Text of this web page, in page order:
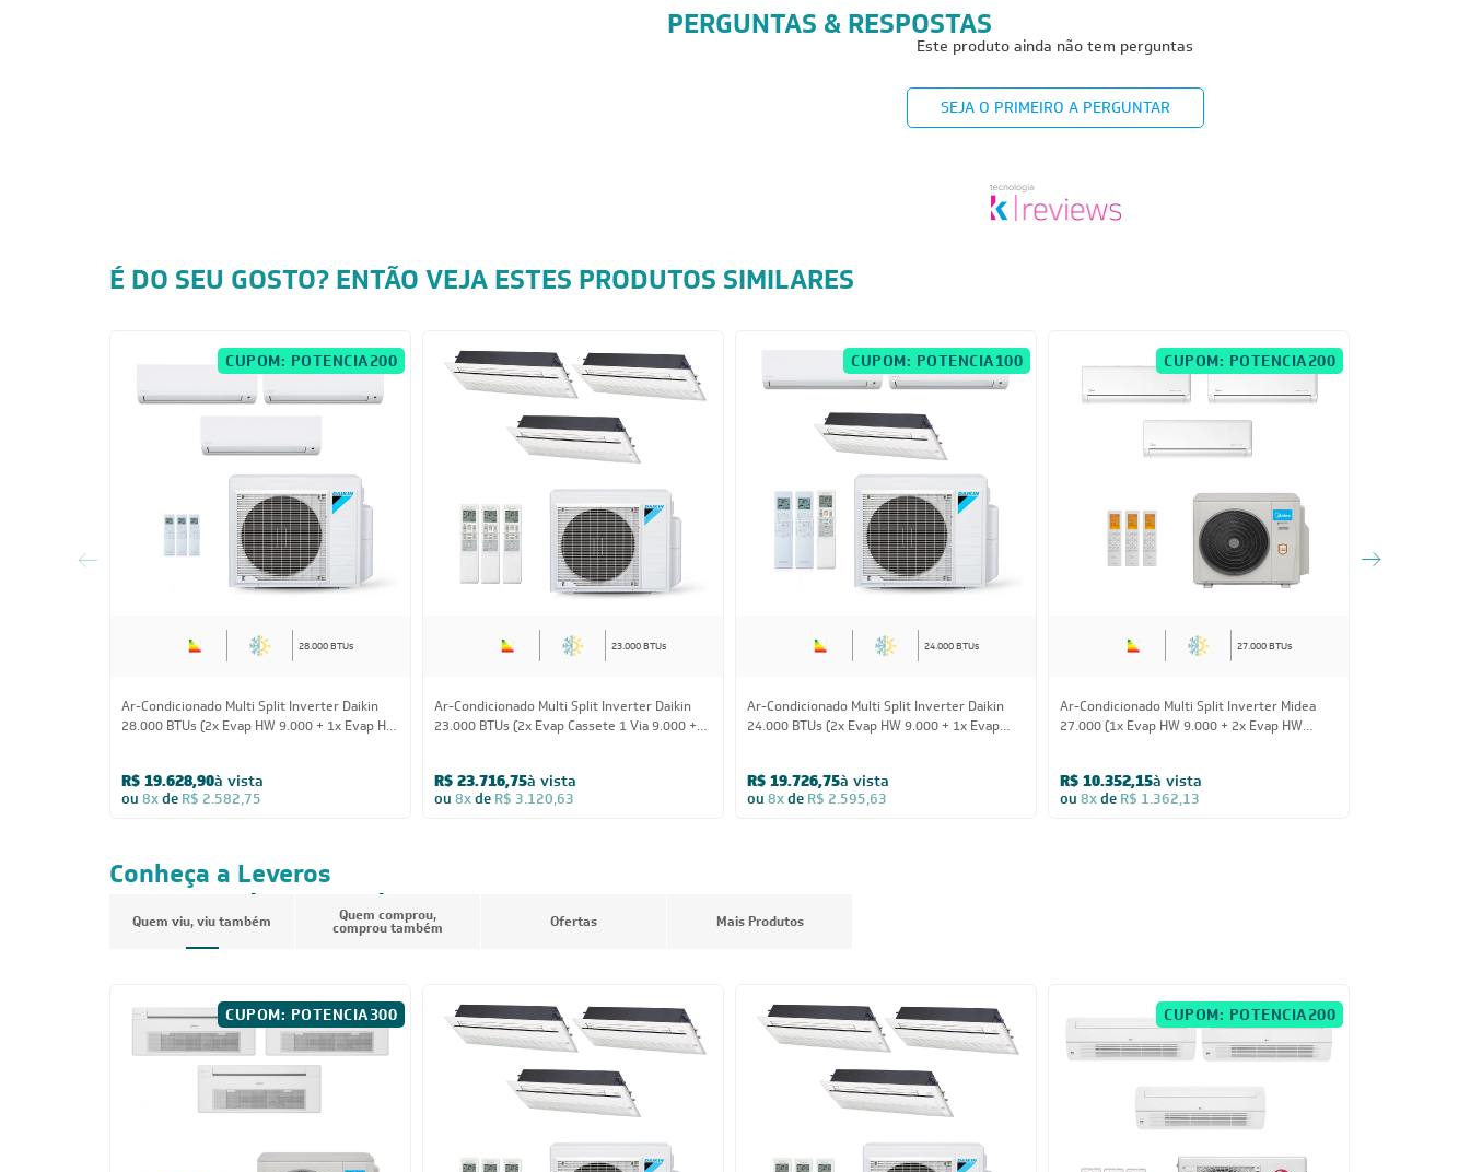
PERGUNTAS & RESPOSTAS
Este produto ainda não tem perguntas
SEJA O PRIMEIRO A PERGUNTAR
É DO SEU GOSTO? ENTÃO VEJA ESTES PRODUTOS SIMILARES
CUPOM: POTENCIA200
28.000 BTUs
Ar-Condicionado Multi Split Inverter Daikin
28.000 BTUs (2x Evap HW 9.000 + 1x Evap HW
R$ 19.628,90à vista
ou 8xde R$ 2.582,75
23.000 BTUs
Ar-Condicionado Multi Split Inverter Daikin
23.000 BTUs (2x Evap Cassete 1 Via 9.000 +
R$ 23.716,75à vista
ou 8xde R$ 3.120,63
CUPOM: POTENCIA100
24.000 BTUs
Ar-Condicionado Multi Split Inverter Daikin
24.000 BTUs (2x Evap HW 9.000 + 1x Evap
R$ 19.726,75à vista
ou 8xde R$ 2.595,63
CUPOM: POTENCIA200
27.000 BTUs
Ar-Condicionado Multi Split Inverter Midea
27.000 (1x Evap HW 9.000 + 2x Evap HW
R$ 10.352,15à vista
ou 8xde R$ 1.362,13
Conheça a Leveros
Ar-Condicionado
Quem viu, viu também Quem comprou,
comprou também Ofertas Mais Produtos
CUPOM: POTENCIA300 CUPOM: POTENCIA200